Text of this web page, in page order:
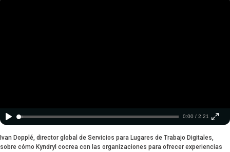
0:00 / 2:21
Ivan Dopplé, director global de Servicios para Lugares de Trabajo Digitales,
sobre cómo Kyndryl cocrea con las organizaciones para ofrecer experiencias